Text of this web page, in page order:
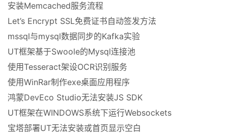
安装Memcached服务流程
Let’s Encrypt SSL免费证书自动签发方法
mssql与mysql数据同步的Kafka实验
UT框架基于Swoole的Mysql连接池
使用Tesseract架设OCR识别服务
使用WinRar制作exe桌面应用程序
鸿蒙DevEco Studio无法安装JS SDK
UT框架在WINDOWS系统下运行Websockets
宝塔部署UT无法安装或首页显示空白